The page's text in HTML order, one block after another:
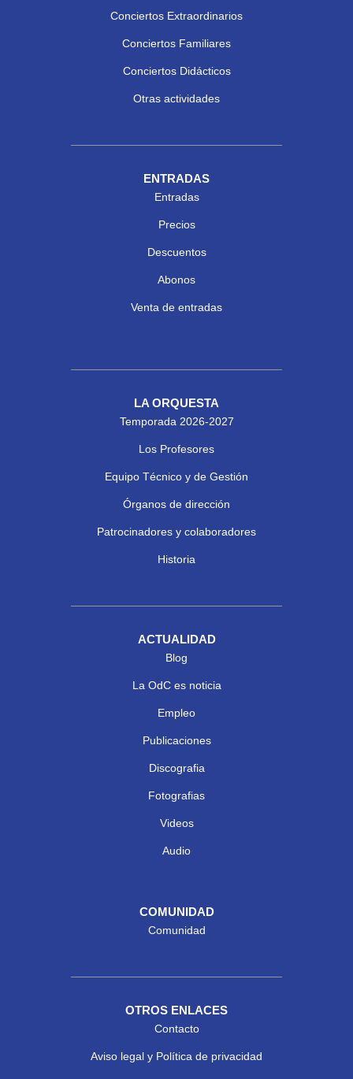
Conciertos Extraordinarios
Conciertos Familiares
Conciertos Didácticos
Otras actividades
ENTRADAS
Entradas
Precios
Descuentos
Abonos
Venta de entradas
LA ORQUESTA
Temporada 2026-2027
Los Profesores
Equipo Técnico y de Gestión
Órganos de dirección
Patrocinadores y colaboradores
Historia
ACTUALIDAD
Blog
La OdC es noticia
Empleo
Publicaciones
Discografia
Fotografias
Videos
Audio
COMUNIDAD
Comunidad
OTROS ENLACES
Contacto
Aviso legal y Política de privacidad